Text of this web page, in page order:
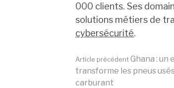
000 clients. Ses
solutions métiers de
cybersécurité.
Lire
Article précédentGhana :
transforme les pneus
carburant